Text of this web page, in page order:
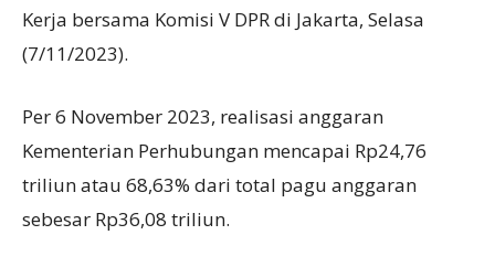
Kerja bersama Komisi V DPR di Jakarta, Selasa
(7/11/2023).
Per 6 November 2023, realisasi anggaran
Kementerian Perhubungan mencapai Rp24,76
triliun atau 68,63% dari total pagu anggaran
sebesar Rp36,08 triliun.